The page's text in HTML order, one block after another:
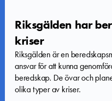
Riksgälden har
kriser
Riksgälden är en
ansvar för att kunna
beredskap. De övar och
olika typer av kriser.